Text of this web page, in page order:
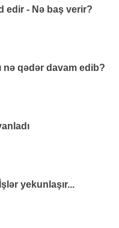
edir - Nə baş verir?
nə qədər davam edib?
yekunlaşır...